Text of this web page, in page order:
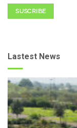
SUSCRIBE
Lastest News